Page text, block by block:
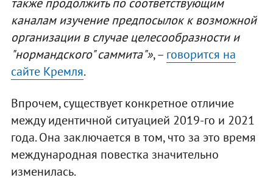
каналам изучение предпосылок к возможной
организации в случае целесообразности и
"нормандского" саммита"», – говорится на
сайте Кремля.
Впрочем, существует конкретное отличие
между идентичной ситуацией 2019-го и 2021
года. Она заключается в том, что за это время
международная повестка значительно
изменилась.